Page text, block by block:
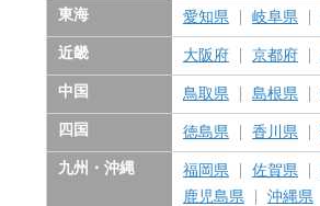
東海 愛知県 岐阜県
近畿 大阪府 京都府
中国 鳥取県 島根県
四国 徳島県 香川県
九州・沖縄 福岡県 佐賀県
鹿児島県
沖縄県